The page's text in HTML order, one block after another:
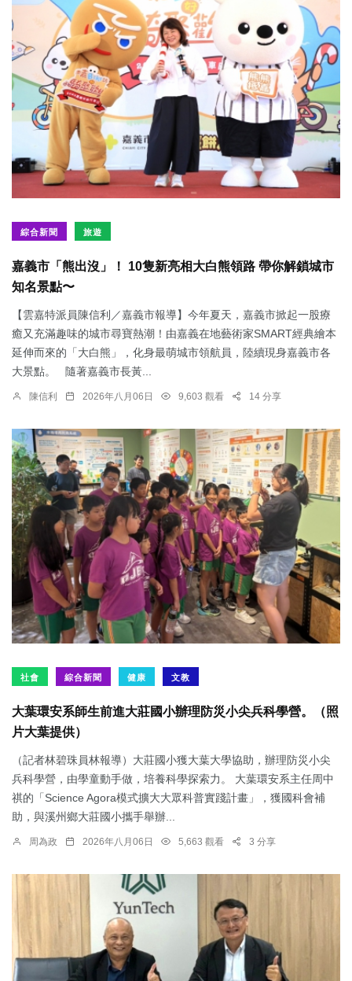
綜合新聞 旅遊
嘉義市「熊出沒」！ 10隻新亮相大白熊領路 帶你解鎖城市
知名景點〜
【雲嘉特派員陳信利／嘉義市報導】今年夏天，嘉義市掀起一股療
癒又充滿趣味的城市尋寶熱潮！由嘉義在地藝術家SMART經典繪本
延伸而來的「大白熊」，化身最萌城市領航員，陸續現身嘉義市各
大景點。 隨著嘉義市長黃...
陳信利 2026年八月06日 9,603 觀看 14 分享
社會 綜合新聞 健康 文教
大葉環安系師生前進大莊國小辦理防災小尖兵科學營。（照
片大葉提供）
（記者林碧珠員林報導）大莊國小獲大葉大學協助，辦理防災小尖
兵科學營，由學童動手做，培養科學探索力。 大葉環安系主任周中
祺的「Science Agora模式擴大大眾科普實踐計畫」，獲國科會補
助，與溪州鄉大莊國小攜手舉辦...
周為政 2026年八月06日 5,663 觀看 3 分享